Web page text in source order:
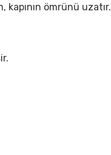
ömrünü uzatır.